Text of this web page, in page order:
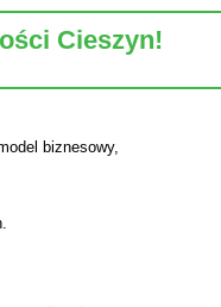
Cieszyn!
biznesowy,